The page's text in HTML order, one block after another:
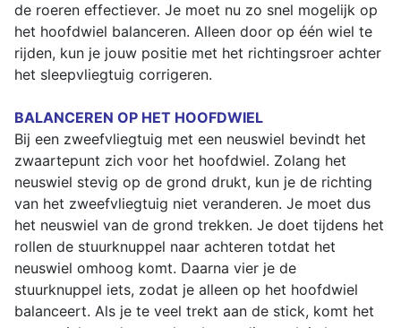
de roeren effectiever. Je moet nu zo snel mogelijk op
het hoofdwiel balanceren. Alleen door op één wiel te
rijden, kun je jouw positie met het richtingsroer achter
het sleepvliegtuig corrigeren.
BALANCEREN OP HET HOOFDWIEL
Bij een zweefvliegtuig met een neuswiel bevindt het
zwaartepunt zich voor het hoofdwiel. Zolang het
neuswiel stevig op de grond drukt, kun je de richting
van het zweefvliegtuig niet veranderen. Je moet dus
het neuswiel van de grond trekken. Je doet tijdens het
rollen de stuurknuppel naar achteren totdat het
neuswiel omhoog komt. Daarna vier je de
stuurknuppel iets, zodat je alleen op het hoofdwiel
balanceert. Als je te veel trekt aan de stick, komt het